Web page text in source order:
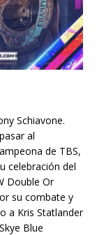
Schiavone.
al
de TBS,
celebración del
Double Or
su combate y
a Kris Statlander
Blue